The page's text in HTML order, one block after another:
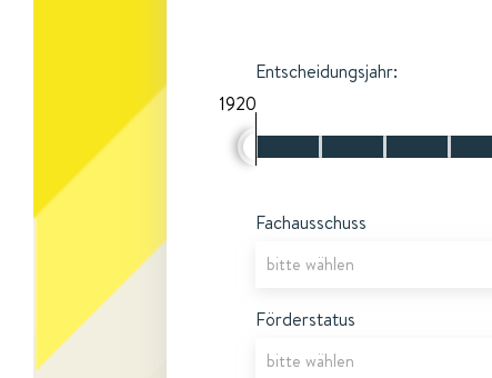
Entscheidungsjahr:
1920
Fachausschuss
Förderstatus